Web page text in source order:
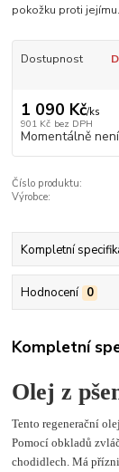
pokožku proti
Dostupnost
1 090 Kč/ks
901 Kč bez DPH
Momentálně
Číslo produktu:
Výrobce:
Kompletní
Hodnocení 0
Kompletní
Olej z
Tento regenerační
Pomocí obkladů
chodidlech. Má